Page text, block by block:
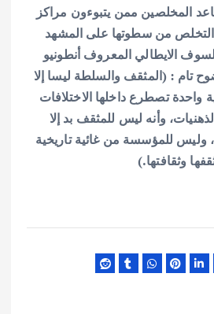
المخلصين ممن يتبوءون مراكز
التخلص من سطوتها على المشهد
الايطالي المعروف أنطونيو
تام : (المثقف والسلطة ليسا إلا
واحدة تصطرع داخلها الاختلافات
وأنه ليس للمثقف بد إلا
وليس للمؤسسة من غائية تاريخية
وثقافتها.)